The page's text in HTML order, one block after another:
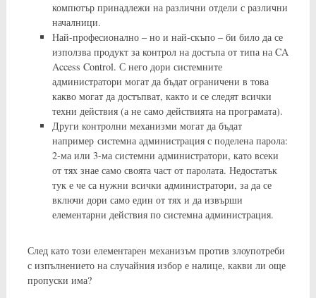
компютър принадлежи на различни отдели с различни
началници.
Най-професионално – но и най-скъпо – би било да се
използва продукт за контрол на достъпа от типа на CA
Access Control. С него дори системните
администратори могат да бъдат ограничени в това
какво могат да достъпват, както и се следят всички
техни действия (а не само действията на програмата).
Други контролни механизми могат да бъдат
например системна администрация с поделена парола:
2-ма или 3-ма системни администратори, като всеки
от тях знае само своята част от паролата. Недостатък
тук е че са нужни всички администратори, за да се
включи дори само един от тях и да извърши
елементарни действия по системна администрация.
След като този елементарен механизъм против злоупотреби
с изпълнението на случайния избор е налице, какви ли още
пропуски има?